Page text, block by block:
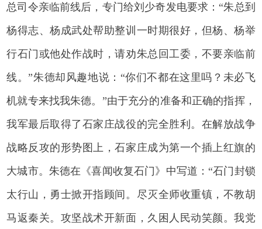
总司令亲临前线后，专门给刘少奇发电要求：“朱总到
杨得志、杨成武处帮助整训一时期很好，但杨、杨举
行石门或他处作战时，请劝朱总回工委，不要亲临前
线。”朱德却风趣地说：“你们不都在这里吗？未必飞
机就专来找我朱德。”由于充分的准备和正确的指挥，
我军最后取得了石家庄战役的完全胜利。在解放战争
战略反攻的形势图上，石家庄成为第一个插上红旗的
大城市。朱德在《喜闻收复石门》中写道：“石门封锁
太行山，勇士掀开指顾间。尽灭全师收重镇，不教胡
马返秦关。攻坚战术开新面，久困人民动笑颜。我党